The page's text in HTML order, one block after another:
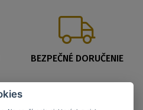
BEZPEČNÉ DORUČENIE